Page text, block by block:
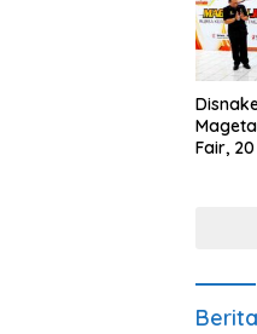
Fair,